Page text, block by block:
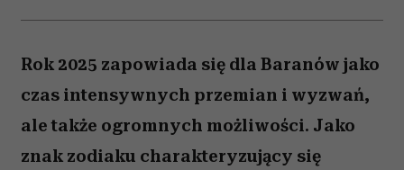
Rok 2025 zapowiada się dla Baranów jako
czas intensywnych przemian i wyzwań,
ale także ogromnych możliwości. Jako
znak zodiaku charakteryzujący się